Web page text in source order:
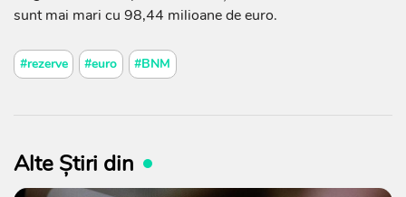
sunt mai mari cu 98,44 milioane de euro.
#rezerve #euro #BNM
Alte Știri din